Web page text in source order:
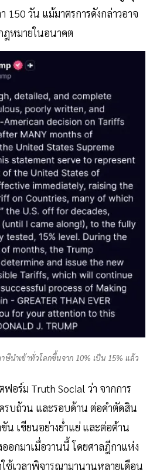
150 วัน แม้มาตรการดังกล่าวอาจ
ฎหมายในอนาคต
นำเข้าทั่วโลกขึ้นจาก 10% เป็น 15% แล้ว
ร์ม Truth Social ว่า จากการ
รบถ้วน และรอบด้าน ต่อคำตัดสิน
น เขียนอย่างย่ำแย่ และต่อต้าน
ออกมาเมื่อวานนี้ โดยศาลฎีกาแห่ง
ช้เวลาพิจารณามานานหลายเดือน